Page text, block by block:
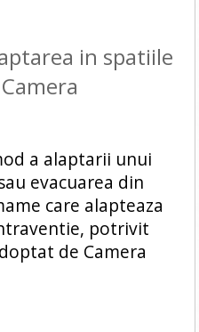
in spatiile
a alaptarii unui
evacuarea din
care alapteaza
potrivit
de Camera